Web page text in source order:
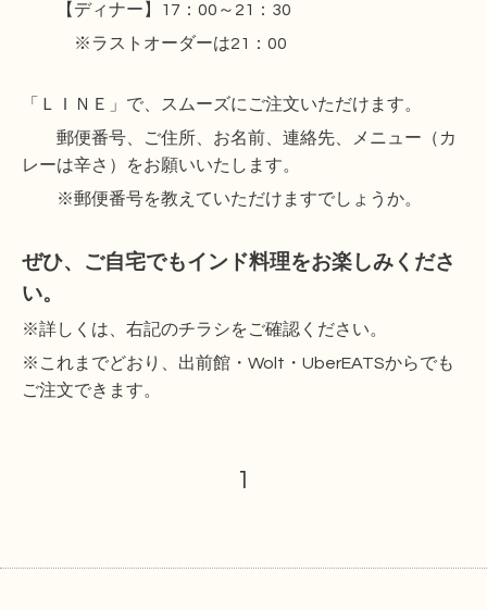
【ディナー】17：00～21：30
※ラストオーダーは21：00
「ＬＩＮＥ」で、スムーズにご注文いただけます。
郵便番号、ご住所、お名前、連絡先、メニュー（カ
レーは辛さ）をお願いいたします。
※郵便番号を教えていただけますでしょうか。
ぜひ、ご自宅でもインド料理をお楽しみくださ
い。
※詳しくは、右記のチラシをご確認ください。
※これまでどおり、出前館・Wolt・UberEATSからでも
ご注文できます。
1